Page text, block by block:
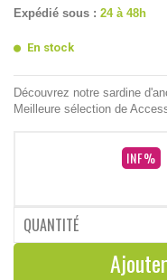
Expédié sous : 24 à 48h
En stock
Découvrez notre sardine
Meilleure sélection de
INF%
QUANTITÉ